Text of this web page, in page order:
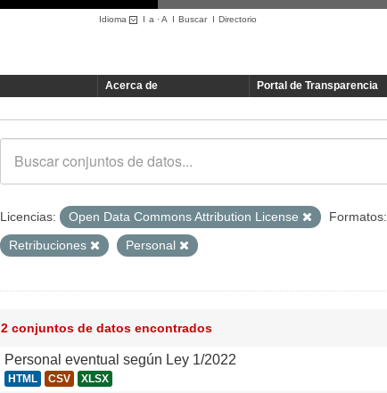
Idioma I a ·A I BuscarI Directorio
Acerca de Portal de Transparencia
Licencias: Open Data Commons Attribution License Formatos:
Retribuciones
Personal
2 conjuntos de datos encontrados
Personal eventual según Ley 1/2022
HTML CSV XLSX